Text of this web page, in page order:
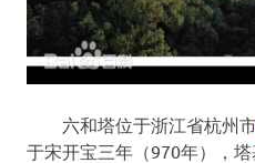
六和塔位于浙江省杭州
于宋开宝三年（970年），